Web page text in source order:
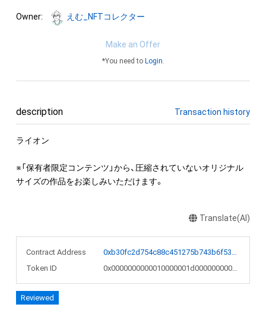
Owner: えむ_NFTコレクター
Make an Offer
*You need to Login.
description Transaction history
ライオン
※「保有者限定コンテンツ」から、圧縮されていないオリジナル
サイズの作品をお楽しみいただけます。
Translate(AI)
Contract Address
0xb30fc2d754c88c451275b743b6f530f19f643683
Token ID
0x0000000000010000001d000000000490
Reviewed